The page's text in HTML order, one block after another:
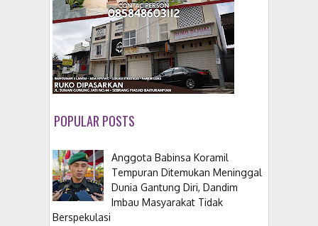
POPULAR POSTS
Anggota Babinsa Koramil
Tempuran Ditemukan Meninggal
Dunia Gantung Diri, Dandim
Imbau Masyarakat Tidak
Berspekulasi